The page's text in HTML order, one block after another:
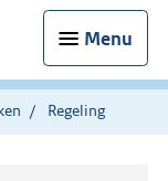
Menu
Regeling